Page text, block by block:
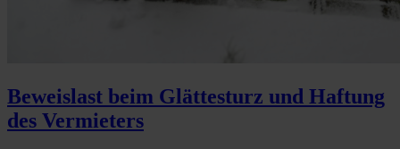
Beweislast beim Glättesturz und Haftung
des Vermieters